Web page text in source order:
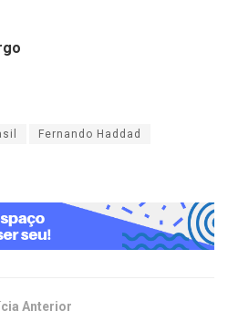
Fernando Haddad
Anterior